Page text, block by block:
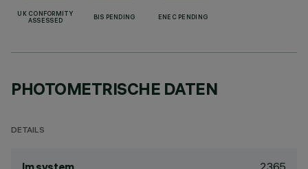
UK CONFORMITY
ASSESSED
BIS PENDING ENEC PENDING
PHOTOMETRISCHE DATEN
DETAILS
2365